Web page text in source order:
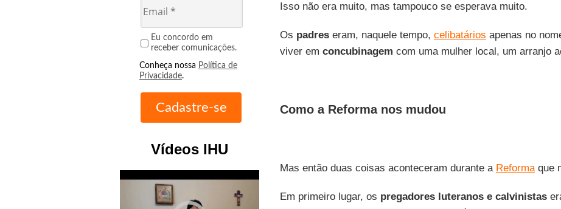
Eu concordo em
receber comunicações.
Conheça nossa Política de
Privacidade.
Vídeos IHU
Isso não era muito, mas tampouco se esperava muito.
Os padreseram, naquele tempo, celibatários apenas no
viver em concubinagem com uma mulher local, um arranjo
Como a Reforma nos mudou
Mas então duas coisas aconteceram durante a Reformaque
Em primeiro lugar, os pregadores luteranos e calvinistas